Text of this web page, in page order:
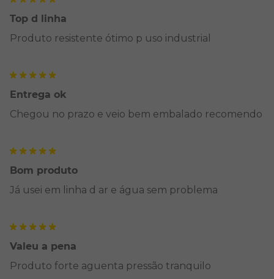
Top d linha
Produto resistente ótimo p uso industrial
Entrega ok
Chegou no prazo e veio bem embalado recomendo
Bom produto
Já usei em linha d ar e água sem problema
Valeu a pena
Produto forte aguenta pressão tranquilo